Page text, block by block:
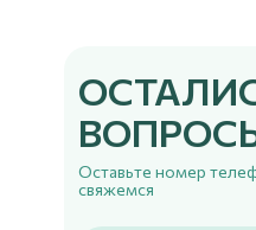
Оставьте номер
свяжемся